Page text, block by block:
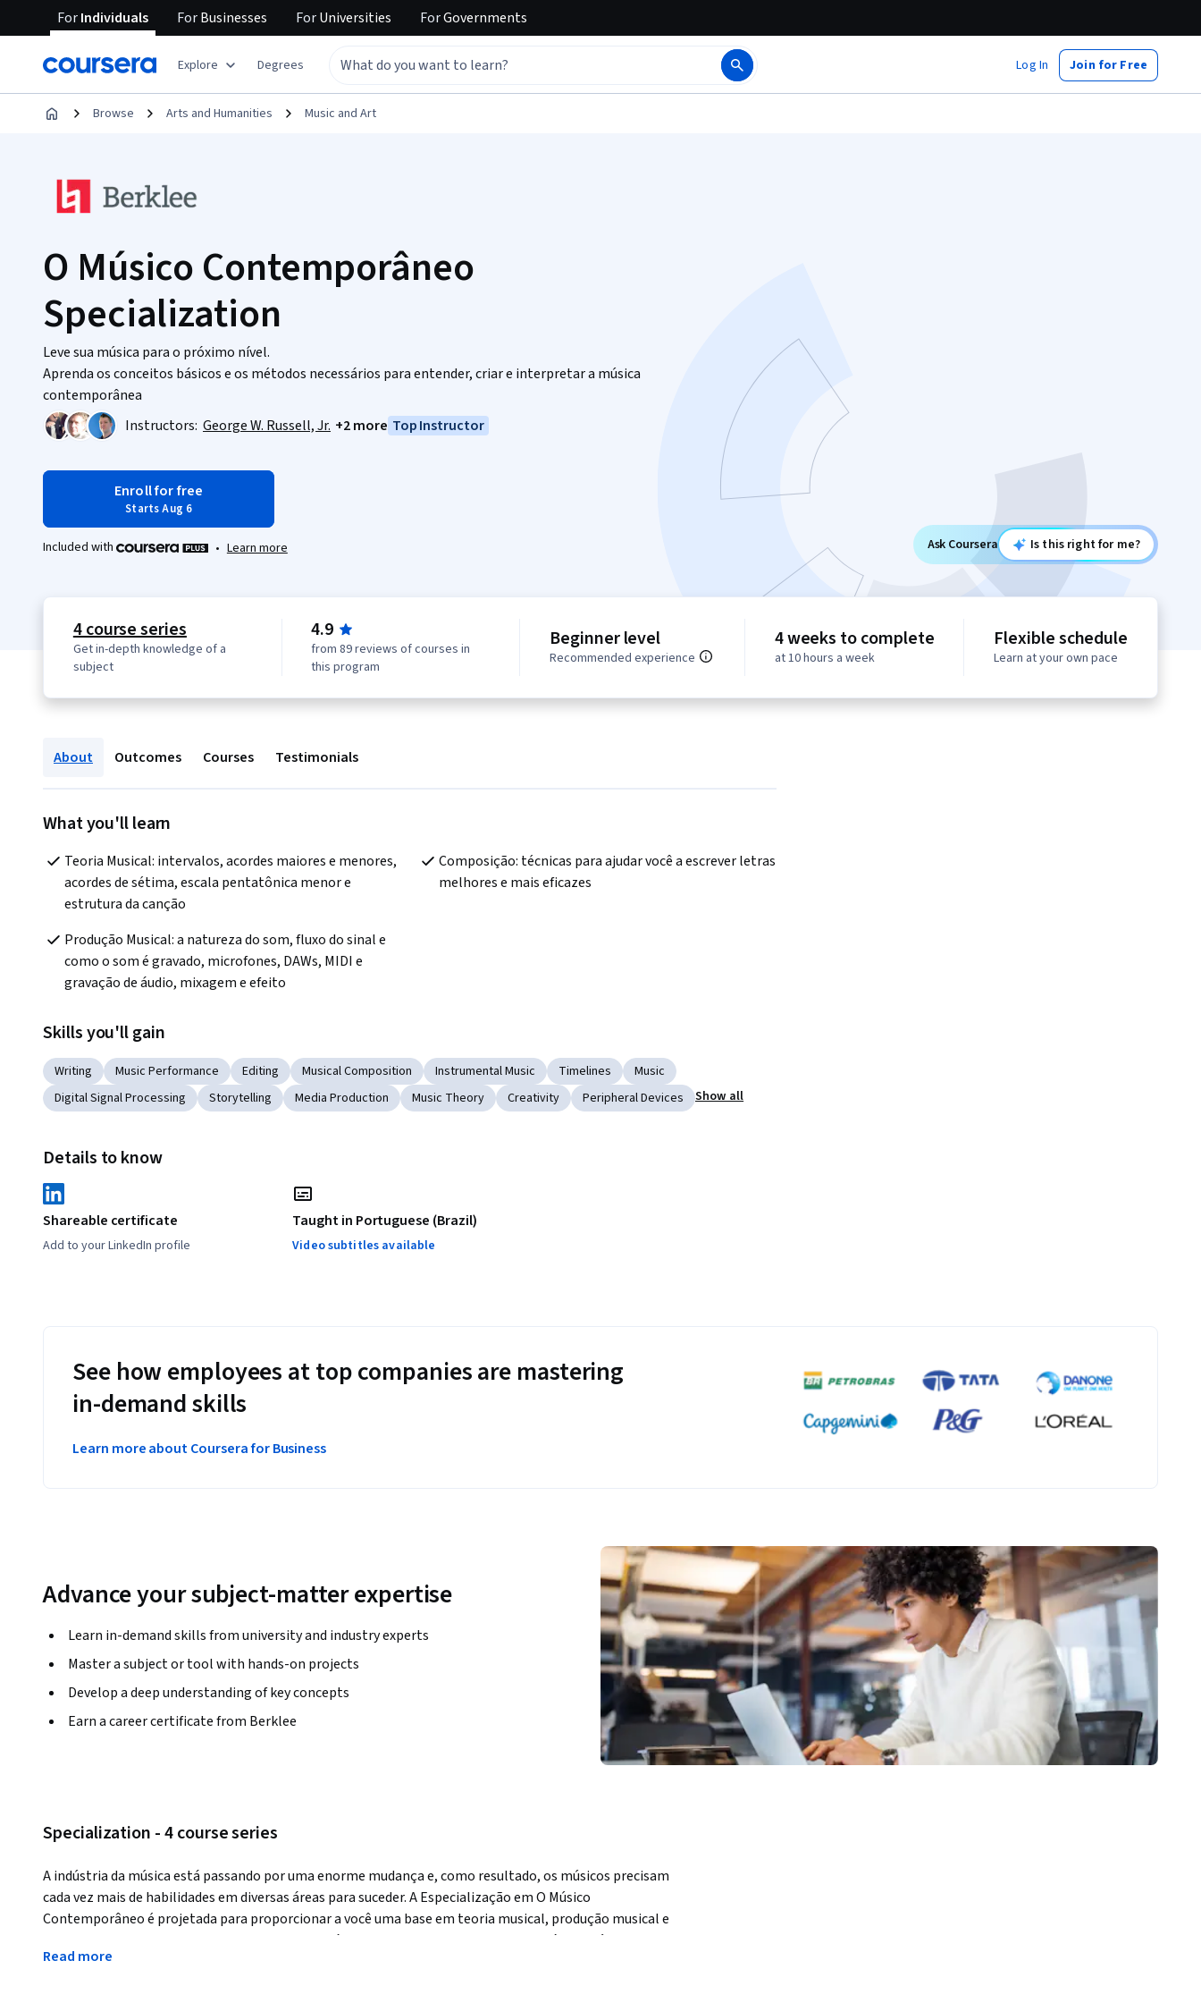
ForIndividuals ForBusinesses ForUniversities ForGovernments
Explore Degrees Log In Join for Free
Browse Arts and Humanities Music and Art
O Músico Contemporâneo
Specialization
Leve sua música para o próximo nível.
Aprenda os conceitos básicos e os métodos necessários para entender, criar e interpretar a música
contemporânea
Instructors: George W. Russell, Jr. +2 more Top Instructor
Enroll for free
Starts Aug 6
Included with • Learn more Ask Coursera Is this right for me?
4 course series
Get in-depth knowledge of a
subject
4.9
from 89 reviews of courses in
this program
Beginner level
Recommended experience
4 weeks to complete
at 10 hours a week
Flexible schedule
Learn at your own pace
About Outcomes Courses Testimonials
What you'll learn
Teoria Musical: intervalos, acordes maiores e menores,
acordes de sétima, escala pentatônica menor e
estrutura da canção
Composição: técnicas para ajudar você a escrever letras
melhores e mais eficazes
Produção Musical: a natureza do som, fluxo do sinal e
como o som é gravado, microfones, DAWs, MIDI e
gravação de áudio, mixagem e efeito
Skills you'll gain
Writing Music Performance Editing Musical Composition Instrumental Music Timelines
Music
Digital Signal Processing
Storytelling Media Production Music Theory Creativity Peripheral Devices Show all
Details to know
Shareable certificate
Add to your LinkedIn profile
Taught in Portuguese (Brazil)
Video subtitles available
See how employees at top companies are mastering
in-demand skills
Learn more about Coursera for Business
Advance your subject-matter expertise
Learn in-demand skills from university and industry experts
Master a subject or tool with hands-on projects
Develop a deep understanding of key concepts
Earn a career certificate from Berklee
Specialization - 4 course series
A indústria da música está passando por uma enorme mudança e, como resultado, os músicos precisam
cada vez mais de habilidades em diversas áreas para suceder. A Especialização em O Músico
Contemporâneo é projetada para proporcionar a você uma base em teoria musical, produção musical e
composição, fornecendo as ferramentas necessárias para escrever e produzir sua própria música.
Read more